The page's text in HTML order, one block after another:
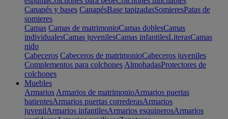
Canapés y bases CanapésBase tapizadasSomieresPatas de
somieres
Camas Camas de matrimonioCamas doblesCamas
individualesCamas juvenilesCamas infantilesLiterasCamas
nido
Cabeceros Cabeceros de matrimonioCabeceros juveniles
Complementos para colchones AlmohadasProtectores de
colchones
Muebles
Armarios Armarios de matrimonioArmarios puertas
batientesArmarios puertas correderasArmarios
juvenilArmarios infantilesArmarios esquinerosArmarios